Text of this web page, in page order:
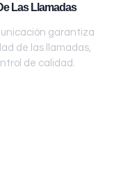
Las Llamadas
garantiza
de las llamadas,
de calidad.